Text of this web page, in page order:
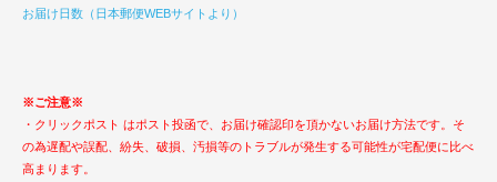
お届け日数（日本郵便WEBサイトより）
※ご注意※
・クリックポスト はポスト投函で、お届け確認印を頂かないお届け方法です。そ
の為遅配や誤配、紛失、破損、汚損等のトラブルが発生する可能性が宅配便に比べ
高まります。